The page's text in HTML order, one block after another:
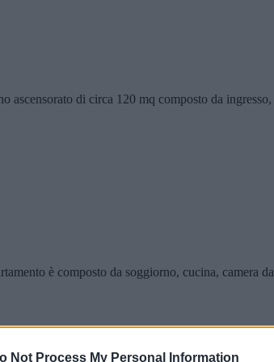
Not Process My Personal Information
di circa 120 mq composto da
è composto da soggiorno, cucina, camera